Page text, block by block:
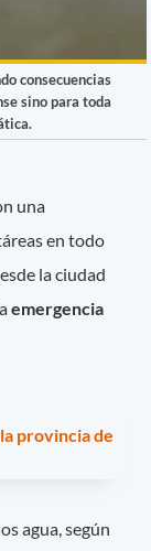
consecuencias
sino para toda
una
en todo
la ciudad
emergencia
provincia de
agua, según